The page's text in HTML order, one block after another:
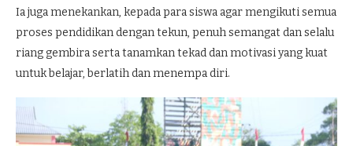
Ia juga menekankan, kepada para siswa agar mengikuti semua
proses pendidikan dengan tekun, penuh semangat dan selalu
riang gembira serta tanamkan tekad dan motivasi yang kuat
untuk belajar, berlatih dan menempa diri.